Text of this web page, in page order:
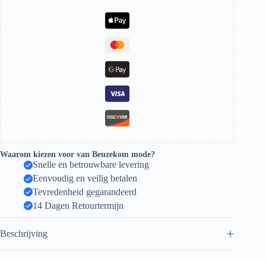
Waarom kiezen voor van Beuzekom mode?
Snelle en betrouwbare levering
Eenvoudig en veilig betalen
Tevredenheid gegarandeerd
14 Dagen Retourtermijn
Beschrijving